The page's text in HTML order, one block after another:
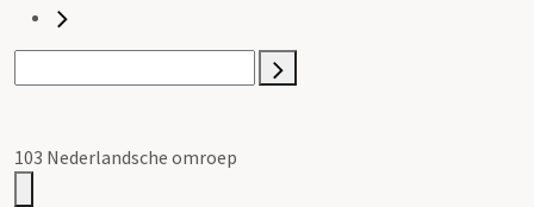
103 Nederlandsche omroep